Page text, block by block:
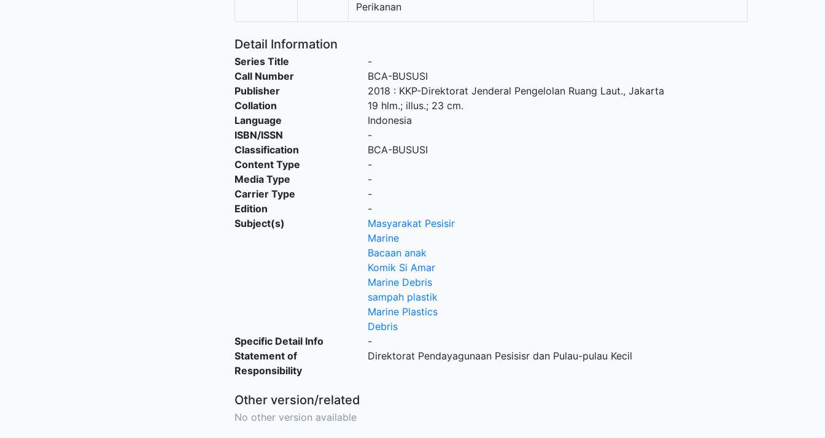
Perikanan
Detail Information
Series Title
-
Call Number
BCA-BUSUSI
Publisher
2018 : KKP-Direktorat Jenderal Pengelolan Ruang Laut., Jakarta
Collation
19 hlm.; illus.; 23 cm.
Language
Indonesia
ISBN/ISSN
-
Classification
BCA-BUSUSI
Content Type
-
Media Type
-
Carrier Type
-
Edition
-
Subject(s)
Masyarakat Pesisir
Marine
Bacaan anak
Komik Si Amar
Marine Debris
sampah plastik
Marine Plastics
Debris
Specific Detail Info
-
Statement of
Responsibility
Direktorat Pendayagunaan Pesisisr dan Pulau-pulau Kecil
Other version/related
No other version available